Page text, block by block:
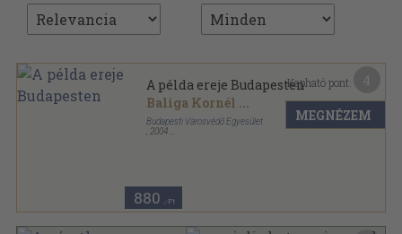
A példa ereje Budapesten
Baliga Kornél ...
Budapesti Városvédő Egyesület
2004
880 ,-Ft
Kapható pont:
MEGNÉZEM